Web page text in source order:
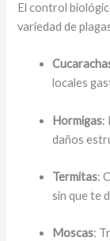
El control
variedad de
locales
Hormigas:
daños
Termitas:
sin que te
Moscas: